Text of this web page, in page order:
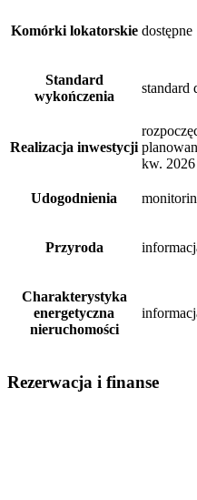
Komórki lokatorskie dostępne
Standard
wykończenia
standard
Realizacja inwestycji
kw.
Udogodnienia
Przyroda
Charakterystyka
energetyczna
nieruchomości
Rezerwacja i finanse